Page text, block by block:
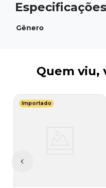
Gênero
Quem viu,
Importado